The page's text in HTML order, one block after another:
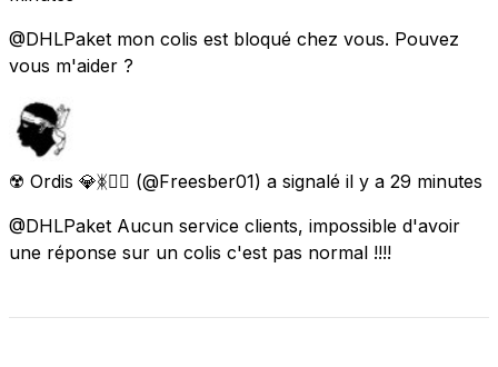
@DHLPaket mon colis est bloqué chez vous. Pouvez
vous m'aider ?
☢️ Ordis 💎ᛤ🏴‍☠️ (@Freesber01) a signalé il y a 29 minutes
@DHLPaket Aucun service clients, impossible d'avoir
une réponse sur un colis c'est pas normal !!!!